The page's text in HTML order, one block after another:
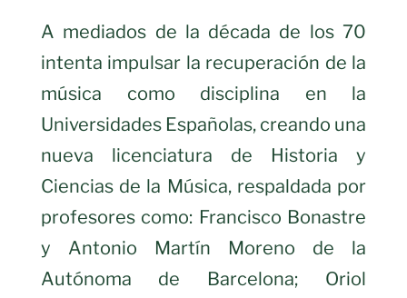
A mediados de la década de los 70
intenta impulsar la recuperación de la
música como disciplina en la
Universidades Españolas, creando una
nueva licenciatura de Historia y
Ciencias de la Música, respaldada por
profesores como: Francisco Bonastre
y Antonio Martín Moreno de la
Autónoma de Barcelona; Oriol